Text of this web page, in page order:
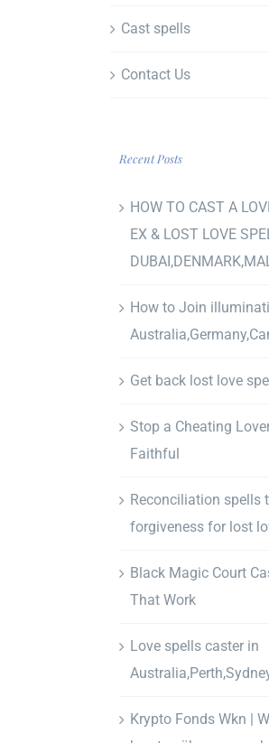
Cast spells
Contact Us
Recent Posts
HOW TO CAST A
EX & LOST LOVE
How to Join
Get back lost love
Stop a Cheating
Faithful
Reconciliation spells
forgiveness for lost
Black Magic Court
That Work
Love spells caster in
Krypto Fonds Wkn |